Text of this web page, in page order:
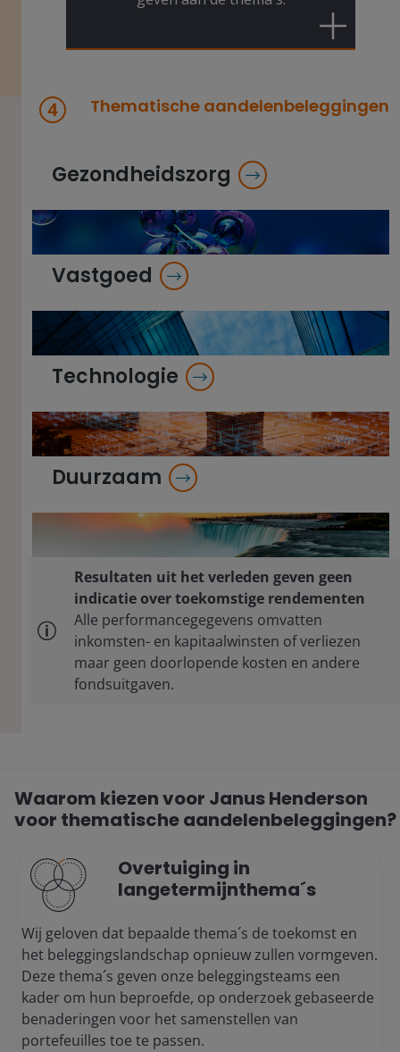
Thematische aandelenbeleggingen
Gezondheidszorg
Vastgoed
Technologie
Duurzaam
Resultaten uit het verleden geven geen
indicatie over toekomstige rendementen
Alle performancegegevens omvatten
inkomsten- en kapitaalwinsten of verliezen
maar geen doorlopende kosten en andere
fondsuitgaven.
Waarom kiezen voor Janus Henderson
voor thematische aandelenbeleggingen?
Overtuiging in
langetermijnthema´s
Wij geloven dat bepaalde thema´s de toekomst en
het beleggingslandschap opnieuw zullen vormgeven.
Deze thema´s geven onze beleggingsteams een
kader om hun beproefde, op onderzoek gebaseerde
benaderingen voor het samenstellen van
portefeuilles toe te passen.